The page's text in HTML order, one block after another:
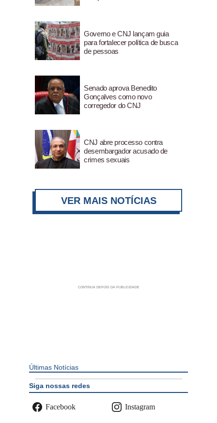
Governo e CNJ lançam guia
para fortalecer política de busca
de pessoas
Senado aprova Benedito
Gonçalves como novo
corregedor do CNJ
CNJ abre processo contra
desembargador acusado de
crimes sexuais
VER MAIS NOTÍCIAS
Últimas Notícias
Siga nossas redes
Facebook Instagram